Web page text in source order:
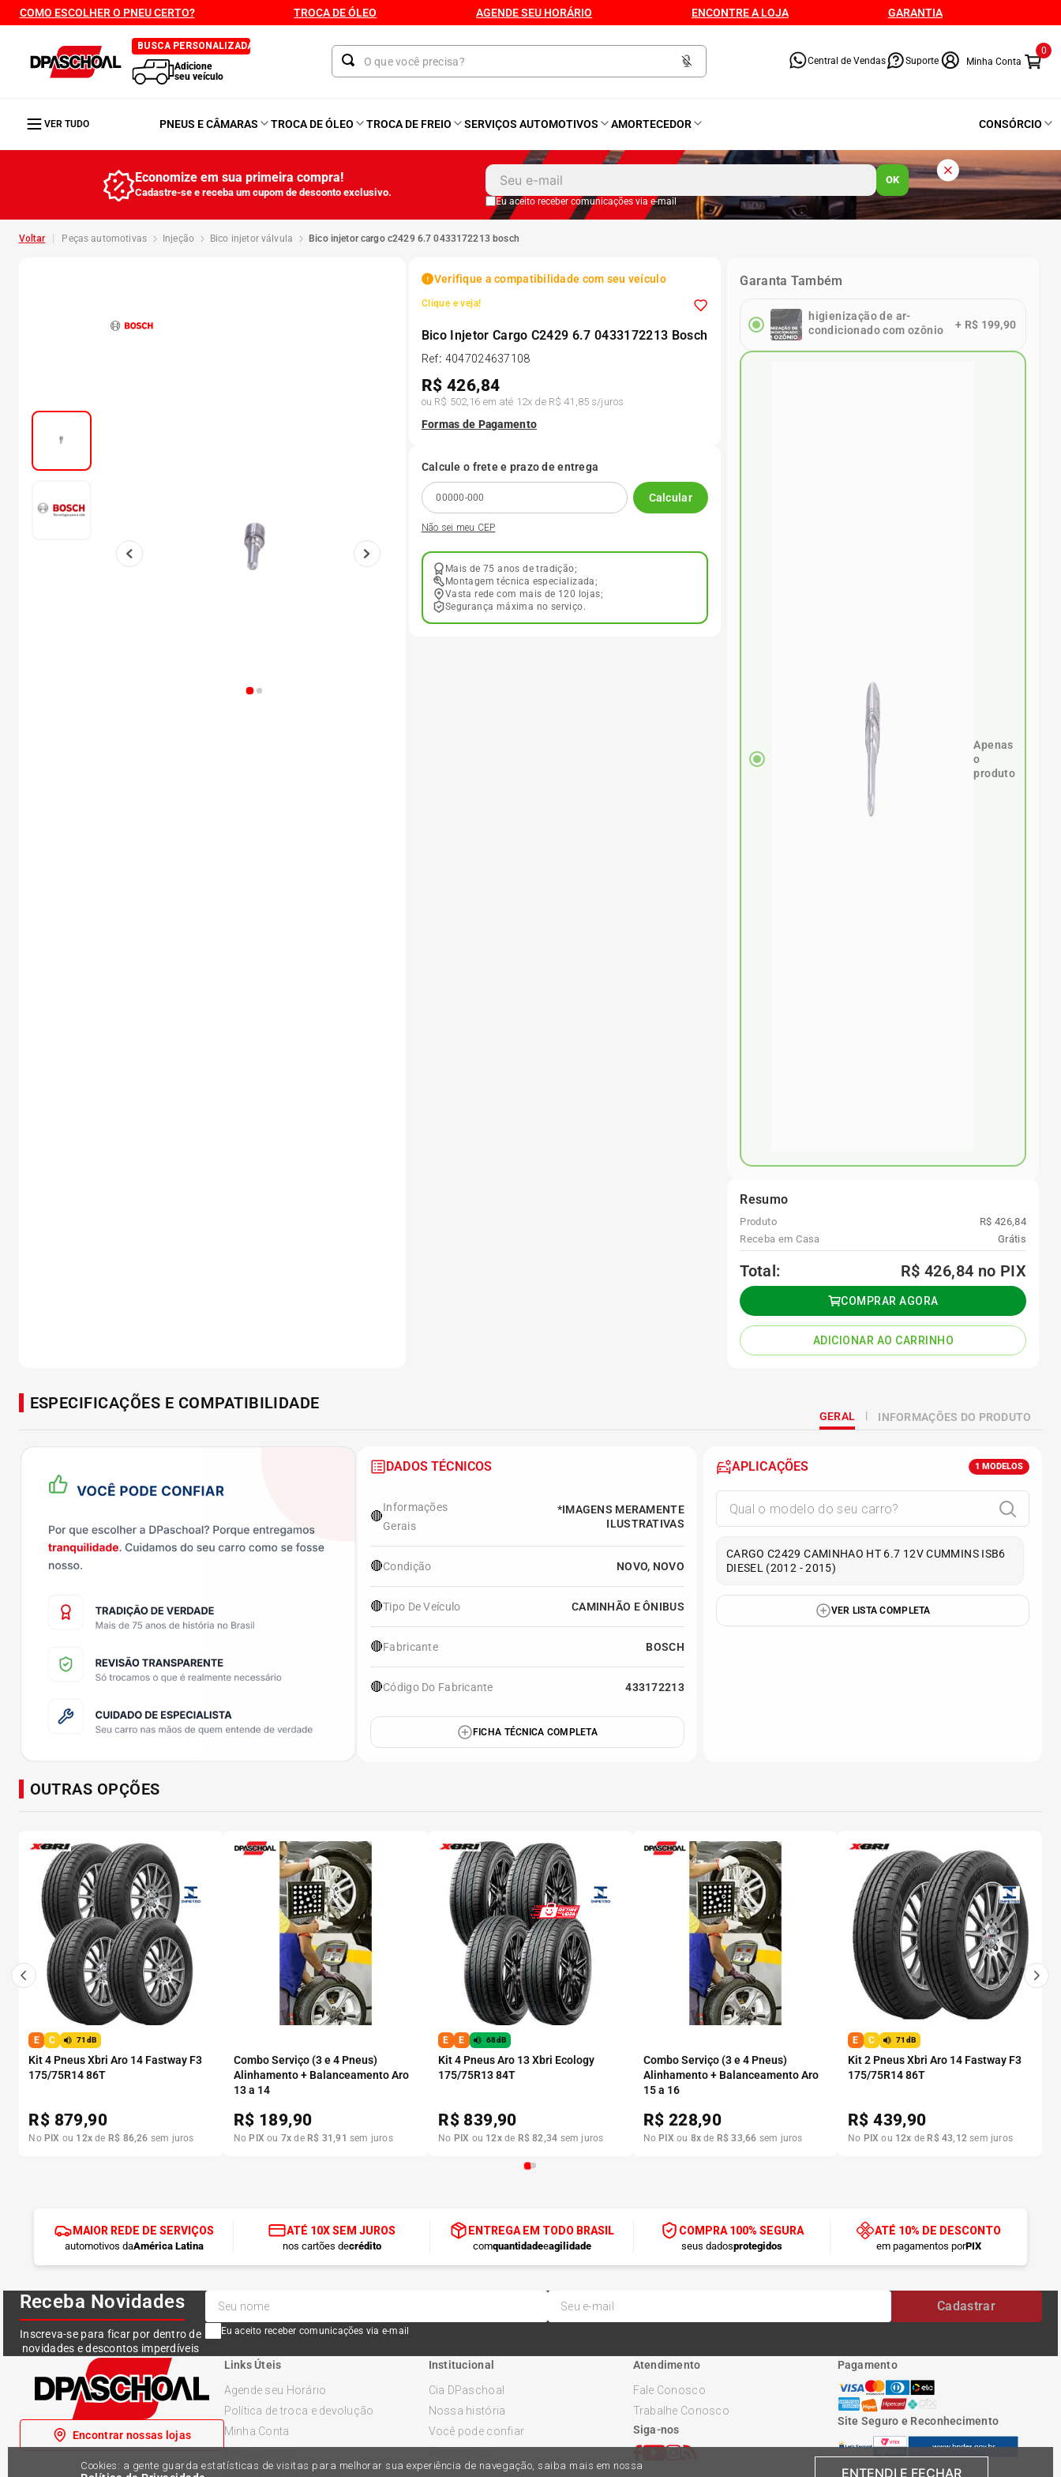
COMO ESCOLHER O PNEU CERTO? TROCA DE ÓLEO AGENDE SEU HORÁRIO ENCONTRE A LOJA GARANTIA
BUSCA PERSONALIZADA
Adicione
seu veículo
Central de Vendas Suporte
0
VER TUDO PNEUS E CÂMARAS TROCA DE ÓLEO TROCA DE FREIO SERVIÇOS AUTOMOTIVOS AMORTECEDOR CONSÓRCIO
Cookies: a gente guarda estatísticas de visitas para melhorar sua experiência de navegação, saiba mais em nossa ENTENDI E FECHAR
Economize em sua primeira compra!
Cadastre-se e receba um cupom de desconto exclusivo.
OK
Eu aceito receber comunicações via e-mail
peças automotivas injeção bico injetor válvula bico injetor cargo c2429 6.7 0433172213 bosch
Verifique a compatibilidade com seu veículo
Clique e veja!
Bico Injetor Cargo C2429 6.7 0433172213 Bosch
Ref: 4047024637108
R$ 426,84
ou R$ 502,16 em até 12x de R$ 41,85 s/juros
Formas de Pagamento
Calcule o frete e prazo de entrega
Calcular
Não sei meu CEP
Mais de 75 anos de tradição;
Montagem técnica especializada;
Vasta rede com mais de 120 lojas;
Segurança máxima no serviço.
Garanta Também
higienização de ar-
condicionado com ozônio
+ R$ 199,90
Apenas
o
produto
Resumo
Produto
R$ 426,84
Receba em Casa
Grátis
Total: R$ 426,84 no PIX
COMPRAR AGORA
ADICIONAR AO CARRINHO
ESPECIFICAÇÕES E COMPATIBILIDADE
GERAL INFORMAÇÕES DO PRODUTO
DADOS TÉCNICOS
🔴
Informações
Gerais
*IMAGENS MERAMENTE
ILUSTRATIVAS
🔴Condição NOVO, NOVO
🔴Tipo De Veículo CAMINHÃO E ÔNIBUS
🔴Fabricante BOSCH
🔴Código Do Fabricante 433172213
FICHA TÉCNICA COMPLETA
APLICAÇÕES 1 MODELOS
CARGO C2429 CAMINHAO HT 6.7 12V CUMMINS ISB6
DIESEL (2012 - 2015)
VER LISTA COMPLETA
OUTRAS OPÇÕES
E C 71dB
Kit 4 Pneus Xbri Aro 14 Fastway F3
175/75R14 86T
R$ 879,90
No PIX ou 12x de R$ 86,26 sem juros
Combo Serviço (3 e 4 Pneus)
Alinhamento + Balanceamento Aro
13 a 14
R$ 189,90
No PIX ou 7x de R$ 31 ,91 sem juros
E E 68dB
Kit 4 Pneus Aro 13 Xbri Ecology
175/75R13 84T
R$ 839,90
No PIX ou 12xde R$ 82,34 sem juros
Combo Serviço (3 e 4 Pneus)
Alinhamento + Balanceamento Aro
15 a 16
R$ 228,90
No PIX ou 8x de R$ 33,66 sem juros
E C 71dB
Kit 2 Pneus Xbri Aro 14 Fastway F3
175/75R14 86T
R$439,90
No PIX ou 12x de R$ 43, 12 sem juros
MAIOR REDE DE SERVIÇOS
automotivos daAmérica Latina
ATÉ 10X SEM JUROS
nos cartões decrédito
ENTREGA EM TODO BRASIL
comquantidadeeagilidade
COMPRA 100% SEGURA
seus dadosprotegidos
ATÉ 10% DE DESCONTO
em pagamentos porPIX
Receba Novidades
Inscreva-se para ficar por dentro de
novidades e descontos imperdíveis
Cadastrar
Eu aceito receber comunicações via e-mail
Encontrar nossas lojas
Links Úteis
Agende seu Horário
Política de troca e devolução
Minha Conta
Política de Privacidade
Institucional
Cia DPaschoal
Nossa história
Você pode confiar
Atendimento
Fale Conosco
Trabalhe Conosco
Siga-nos
Pagamento
Site Seguro e Reconhecimento
1º Kit 4 Pneu
2º Kit Pneu
3 º Bproauto
Kit 4 Pneu Xbri Aro 13
175 70r14
185 60r15
195 55r15